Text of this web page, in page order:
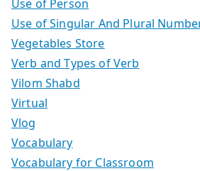
Use of Person
Use of Singular And Plural
Vegetables Store
Verb and Types of Verb
Vilom Shabd
Virtual
Vlog
Vocabulary
Vocabulary for Classroom